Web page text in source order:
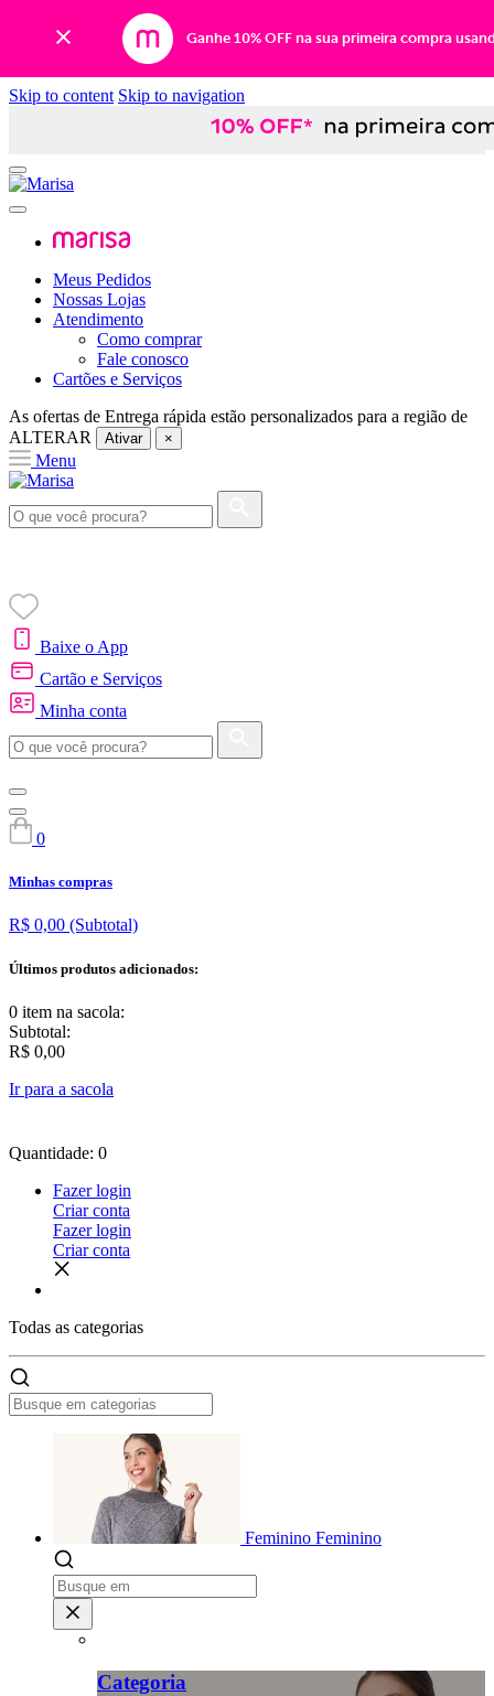
Ganhe 10% OFF na sua primeira compra
Skip to content Skip to navigation
Meus Pedidos
Nossas Lojas
Atendimento
Como comprar
Fale conosco
Cartões e Serviços
As ofertas de Entrega rápida estão personalizados para a região de
ALTERAR
Ativar ×
Menu
Baixe o App
Cartão e Serviços
Minha conta
0
Minhas compras
R$ 0,00 (Subtotal)
Últimos produtos adicionados:
0 item na sacola:
Subtotal:
R$ 0,00
Ir para a sacola
Quantidade: 0
Fazer login
Criar conta
Fazer login
Criar conta
Todas as categorias
Feminino Feminino
Categoria